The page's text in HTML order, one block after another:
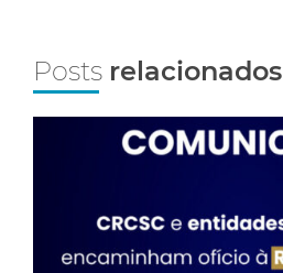
Posts relacionados